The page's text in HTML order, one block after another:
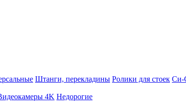
Штанги, перекладины Ролики для стоек Си-
4K Недорогие